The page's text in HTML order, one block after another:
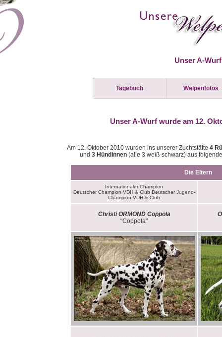
Unser A-Wurf
Tagebuch Welpenfotos
Unser A-Wurf wurde am 12.
Am 12. Oktober 2010 wurden ins unserer Zuchtstätte 4
und 3 Hündinnen (alle 3 weiß-schwarz) aus
Die Eltern
Internationaler Champion
Deutscher Champion VDH & Club Deutscher Jugend-
Champion VDH & Club
Christi ORMOND Coppola
"Coppola"